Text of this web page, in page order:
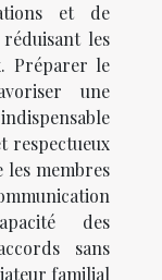
et de
les
Préparer le
une
respectueux
les membres
des
sans
familial